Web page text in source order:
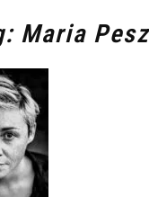
Maria